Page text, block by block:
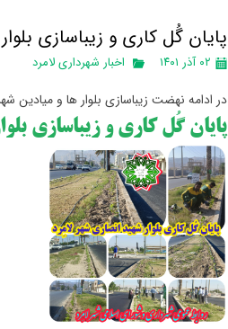
پایان گُل کاری و زیباسازی
۰۲ آذر ۱۴۰۱ اخبار شهرداری لامرد
در ادامه نهضت زیباسازی بلوار ها و میادین
پایان گُل کاری و زیباسازی